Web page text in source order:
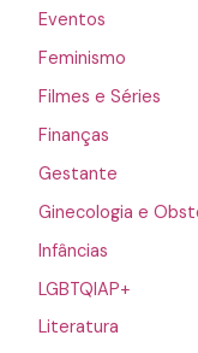
Eventos
Feminismo
Filmes e Séries
Finanças
Gestante
Ginecologia e
Infâncias
LGBTQIAP+
Literatura